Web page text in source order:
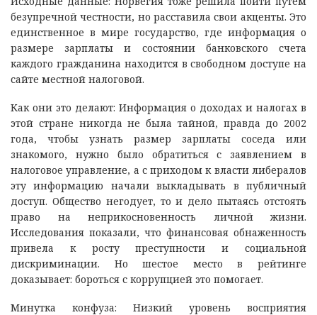
безупречной честности, но расставила свои акценты. Это
единственное в мире государство, где информация о
размере зарплаты и состоянии банковского счета
каждого гражданина находится в свободном доступе на
сайте местной налоговой.
Как они это делают: Информация о доходах и налогах в
этой стране никогда не была тайной, правда до 2002
года, чтобы узнать размер зарплаты соседа или
знакомого, нужно было обратиться с заявлением в
налоговое управление, а с приходом к власти либералов
эту информацию начали выкладывать в публичный
доступ. Общество негодует, то и дело пытаясь отстоять
право на неприкосновенность личной жизни.
Исследования показали, что финансовая обнаженность
привела к росту преступности и социальной
дискриминации. Но шестое место в рейтинге
доказывает: бороться с коррупцией это помогает.
Минутка конфуза: Низкий уровень восприятия